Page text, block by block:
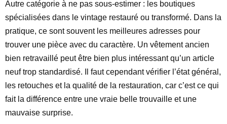
Autre catégorie à ne pas sous-estimer : les boutiques
spécialisées dans le vintage restauré ou transformé. Dans la
pratique, ce sont souvent les meilleures adresses pour
trouver une pièce avec du caractère. Un vêtement ancien
bien retravaillé peut être bien plus intéressant qu’un article
neuf trop standardisé. Il faut cependant vérifier l’état général,
les retouches et la qualité de la restauration, car c’est ce qui
fait la différence entre une vraie belle trouvaille et une
mauvaise surprise.